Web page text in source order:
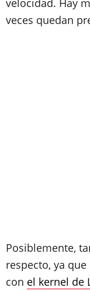
velocidad. Hay
veces quedan
Posiblemente,
respecto, ya
con el kernel de